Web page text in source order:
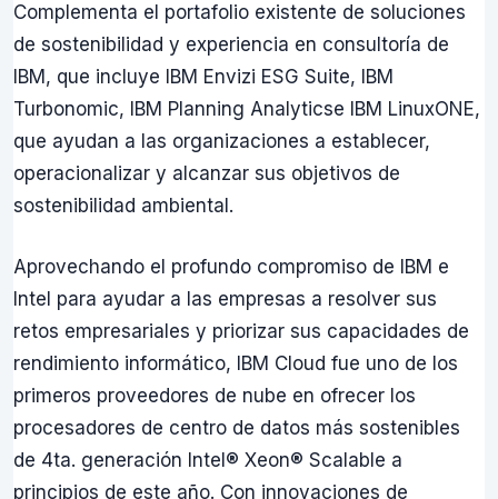
Complementa el portafolio existente de soluciones
de sostenibilidad y experiencia en consultoría de
IBM, que incluye IBM Envizi ESG Suite, IBM
Turbonomic, IBM Planning Analyticse IBM LinuxONE,
que ayudan a las organizaciones a establecer,
operacionalizar y alcanzar sus objetivos de
sostenibilidad ambiental.
Aprovechando el profundo compromiso de IBM e
Intel para ayudar a las empresas a resolver sus
retos empresariales y priorizar sus capacidades de
rendimiento informático, IBM Cloud fue uno de los
primeros proveedores de nube en ofrecer los
procesadores de centro de datos más sostenibles
de 4ta. generación Intel® Xeon® Scalable a
principios de este año. Con innovaciones de